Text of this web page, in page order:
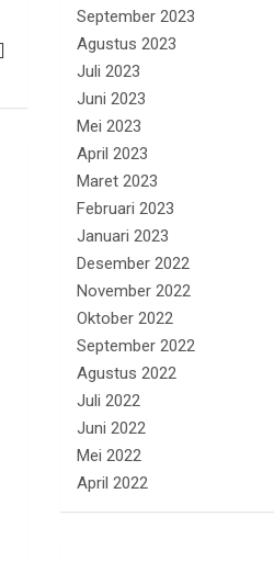
September 2023
Agustus 2023
Juli 2023
Juni 2023
Mei 2023
April 2023
Maret 2023
Februari 2023
Januari 2023
Desember 2022
November 2022
Oktober 2022
September 2022
Agustus 2022
Juli 2022
Juni 2022
Mei 2022
April 2022